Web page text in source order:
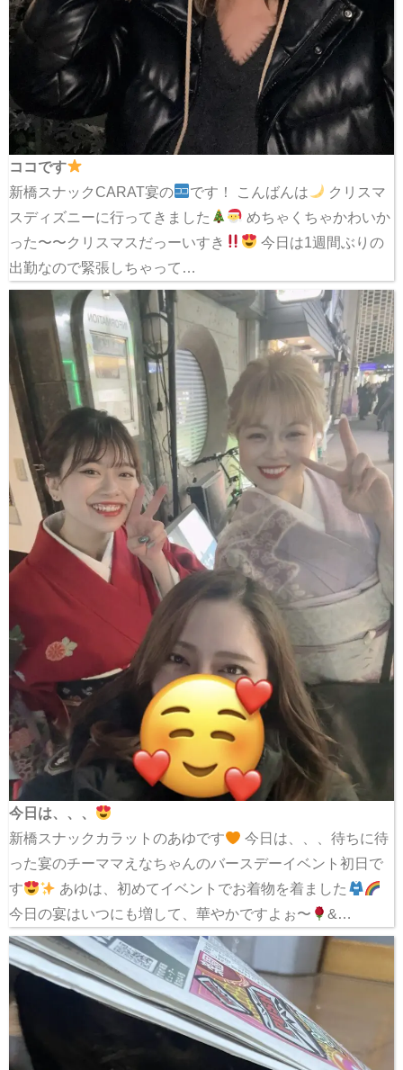
ココです
新橋スナックCARAT宴の
です！ こんばんは
クリスマ
スディズニーに行ってきました
めちゃくちゃかわいか
った〜〜クリスマスだっーいすき
今日は1週間ぶりの
出勤なので緊張しちゃって…
今日は、、、
新橋スナックカラットのあゆです
今日は、、、待ちに待
った宴のチーママえなちゃんのバースデーイベント初日で
す
あゆは、初めてイベントでお着物を着ました
今日の宴はいつにも増して、華やかですよぉ〜
&…